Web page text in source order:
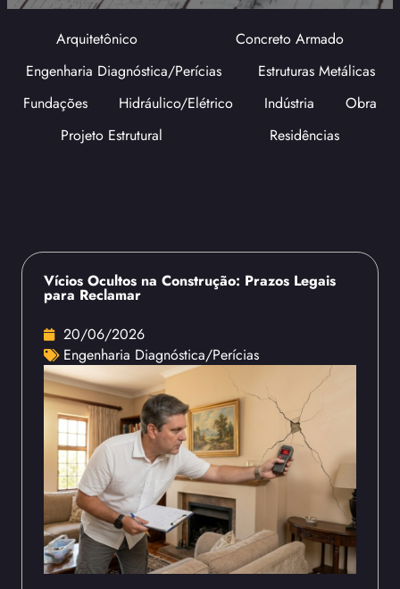
Arquitetônico
Concreto Armado
Engenharia Diagnóstica/Perícias
Estruturas Metálicas
Fundações
Hidráulico/Elétrico Indústria
Obra
Projeto Estrutural
Residências
Vícios Ocultos na Construção: Prazos Legais
para Reclamar
20/06/2026
Engenharia Diagnóstica/Perícias